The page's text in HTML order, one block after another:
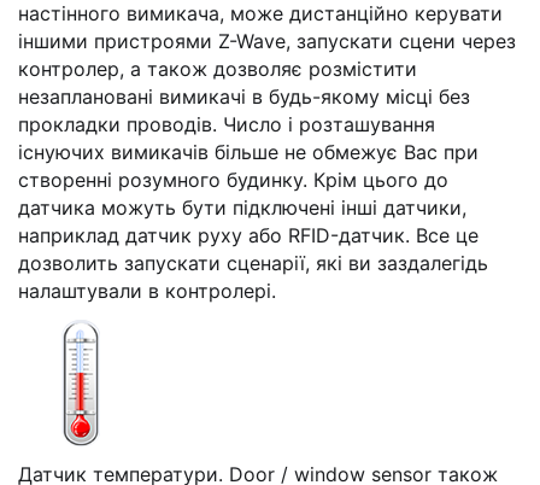
настінного вимикача, може дистанційно керувати
іншими пристроями Z-Wave, запускати сцени через
контролер, а також дозволяє розмістити
незаплановані вимикачі в будь-якому місці без
прокладки проводів. Число і розташування
існуючих вимикачів більше не обмежує Вас при
створенні розумного будинку. Крім цього до
датчика можуть бути підключені інші датчики,
наприклад датчик руху або RFID-датчик. Все це
дозволить запускати сценарії, які ви заздалегідь
налаштували в контролері.
Датчик температури. Door / window sensor також